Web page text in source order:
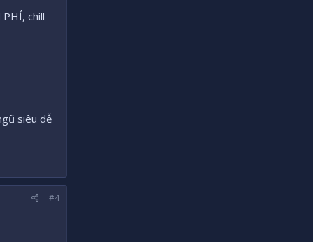
chill
siêu dễ
#4